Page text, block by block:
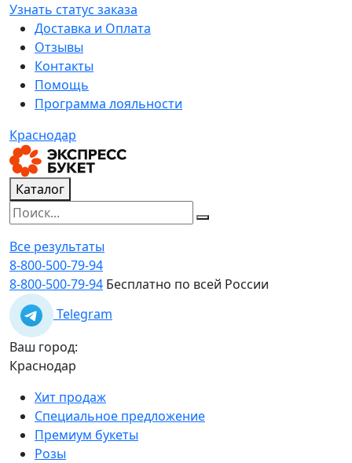
Узнать статус заказа
Доставка и Оплата
Отзывы
Контакты
Помощь
Программа лояльности
Краснодар
Каталог
Все результаты
8-800-500-79-94
8-800-500-79-94 Бесплатно по всей России
Telegram
Ваш город:
Краснодар
Хит продаж
Специальное предложение
Премиум букеты
Розы